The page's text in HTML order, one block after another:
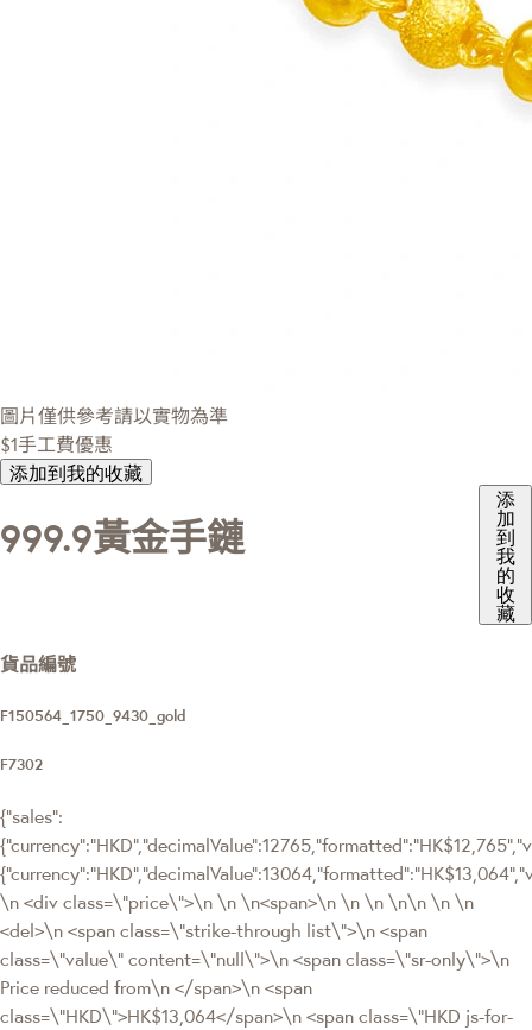
圖片僅供參考請以實物為準
$1手工費優惠
添加到我的收藏
999.9黃金手鏈
添
加
到
我
的
收
藏
貨品編號
F150564_1750_9430_gold
F7302
{"sales":
\n <div class=\"price\">\n \n \n<span>\n \n \n \n\n \n \n
<del>\n <span class=\"strike-through list\">\n <span
class=\"value\" content=\"null\">\n <span class=\"sr-only\">\n
Price reduced from\n </span>\n <span
class=\"HKD\">HK$13,064</span>\n <span class=\"HKD js-for-